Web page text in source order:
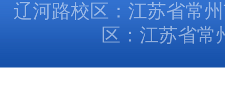
辽河路校区：江苏省常
区：江苏省常